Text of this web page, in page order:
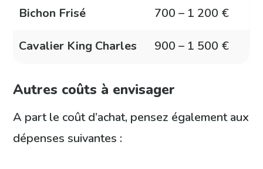
Bichon Frisé 700 – 1 200 €
Cavalier King Charles 900 – 1 500 €
Autres coûts à envisager
A part le coût d’achat, pensez également aux
dépenses suivantes :